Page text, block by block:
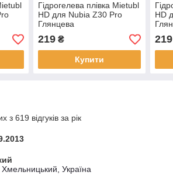
Гідрогелева плівка Mietubl
HD для Nubia Z30 Pro
Глянцева
219₴
Купити
HD
219
з 619 відгуків за рік
Хмельницький, Україна